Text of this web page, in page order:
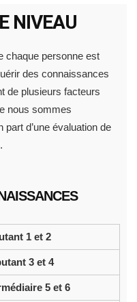
NIVEAU
chaque personne est
des connaissances
de plusieurs facteurs
nous sommes
part d’une évaluation de
1 et 2
3 et 4
5 et 6